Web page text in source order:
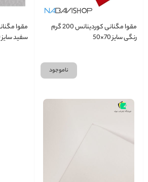
مقوا مگنانی کوردینانس 200 گرم
رنگی سایز 70×50
ناموجود
سفید سایز 70×100 بسته 5 برگی